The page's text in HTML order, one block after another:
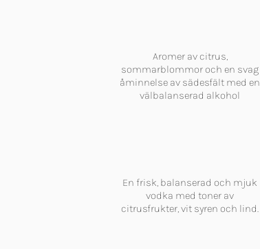
Aromer av citrus,
sommarblommor och en svag
åminnelse av sädesfält med en
välbalanserad alkohol
En frisk, balanserad och mjuk
vodka med toner av
citrusfrukter, vit syren och lind.